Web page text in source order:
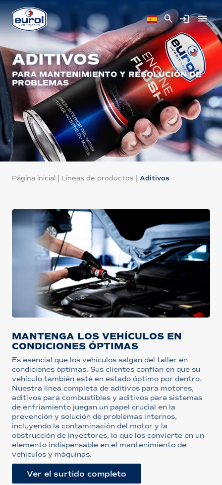
ADITIVOS
PARA MANTENIMIENTO Y RESOLUCIÓN DE
PROBLEMAS
Página inicial | Líneas de productos | Aditivos
MANTENGA LOS VEHÍCULOS EN
CONDICIONES ÓPTIMAS
Es esencial que los vehículos salgan del taller en
condiciones óptimas. Sus clientes confían en que su
vehículo también esté en estado óptimo por dentro.
Nuestra línea completa de aditivos para motores,
aditivos para combustibles y aditivos para sistemas
de enfriamiento juegan un papel crucial en la
prevención y solución de problemas internos,
incluyendo la contaminación del motor y la
obstrucción de inyectores, lo que los convierte en un
elemento indispensable en el mantenimiento de
vehículos y máquinas.
Ver el surtido completo